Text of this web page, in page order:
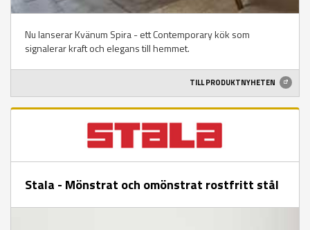
Nu lanserar Kvänum Spira - ett Contemporary kök som
signalerar kraft och elegans till hemmet.
TILL PRODUKTNYHETEN
Stala - Mönstrat och omönstrat rostfritt stål